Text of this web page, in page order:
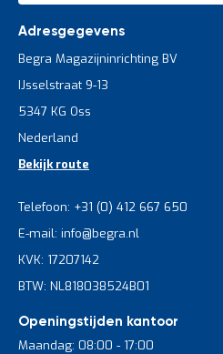
Adresgegevens
Begra Magazijninrichting BV
IJsselstraat 9-13
5347 KG Oss
Nederland
Bekijk route
Telefoon: +31 (0) 412 667 650
E-mail: info@begra.nl
KVK: 17207142
BTW: NL818038524B01
Openingstijden kantoor
Maandag: 08:00 - 17:00